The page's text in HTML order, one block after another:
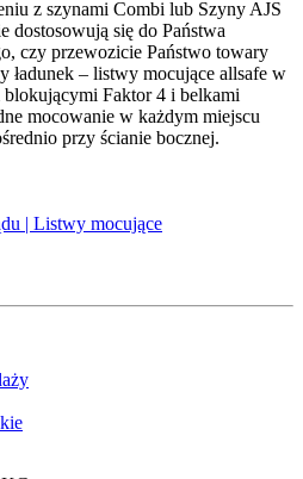
z szynami Combi lub Szyny AJS
dostosowują się do Państwa
czy przewozicie Państwo towary
ładunek – listwy mocujące allsafe w
blokującymi Faktor 4 i belkami
mocowanie w każdym miejscu
przy ścianie bocznej.
| Listwy mocujące